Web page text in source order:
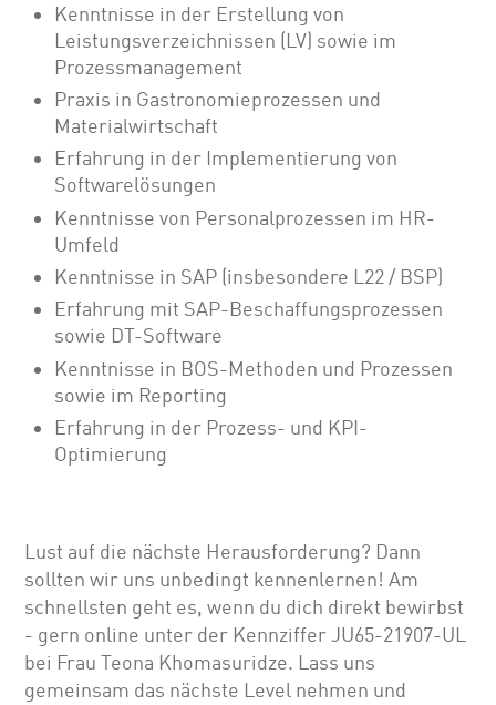
Kenntnisse in der Erstellung von
Leistungsverzeichnissen (LV) sowie im
Prozessmanagement
Praxis in Gastronomieprozessen und
Materialwirtschaft
Erfahrung in der Implementierung von
Softwarelösungen
Kenntnisse von Personalprozessen im HR-
Umfeld
Kenntnisse in SAP (insbesondere L22 / BSP)
Erfahrung mit SAP-Beschaffungsprozessen
sowie DT-Software
Kenntnisse in BOS-Methoden und Prozessen
sowie im Reporting
Erfahrung in der Prozess- und KPI-
Optimierung
Lust auf die nächste Herausforderung? Dann
sollten wir uns unbedingt kennenlernen! Am
schnellsten geht es, wenn du dich direkt bewirbst
- gern online unter der Kennziffer JU65-21907-UL
bei Frau Teona Khomasuridze. Lass uns
gemeinsam das nächste Level nehmen und